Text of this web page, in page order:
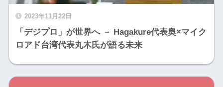
2023年11月22日
「デジプロ」が世界へ － Hagakure代表奥×マイク
ロアド台湾代表丸木氏が語る未来